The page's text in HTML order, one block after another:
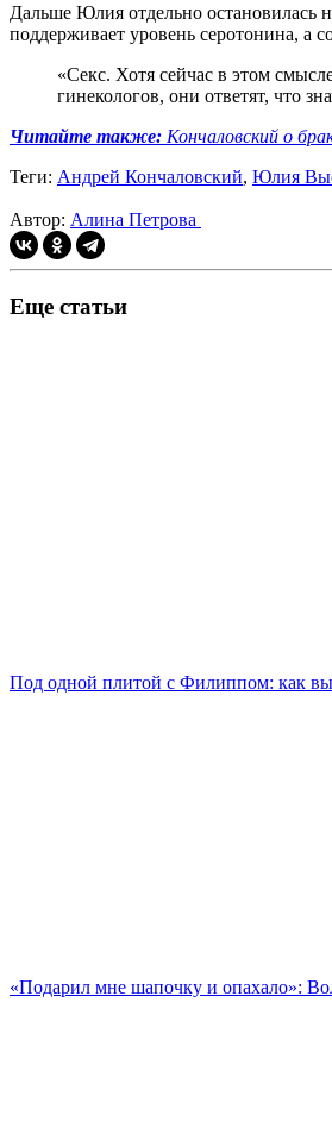
Дальше Юлия отдельно остановилась
поддерживает уровень серотонина, а
«Секс. Хотя сейчас в этом
гинекологов, они ответят, что
Читайте также: Кончаловский о
Теги: Андрей Кончаловский, Юлия
Автор: Алина Петрова
Еще статьи
Под одной плитой с Филиппом: как
«Подарил мне шапочку и опахало»: